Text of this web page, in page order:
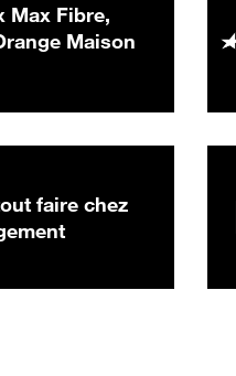
Max Fibre,
mois Maison
faire chez